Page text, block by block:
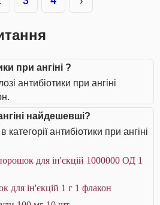
при ангіні ?
антибіотики при ангіні
найдешевші?
антибіотики при ангіні
для ін'єкцій 1000000 ОД 1
для ін'єкцій 1 г 1 флакон